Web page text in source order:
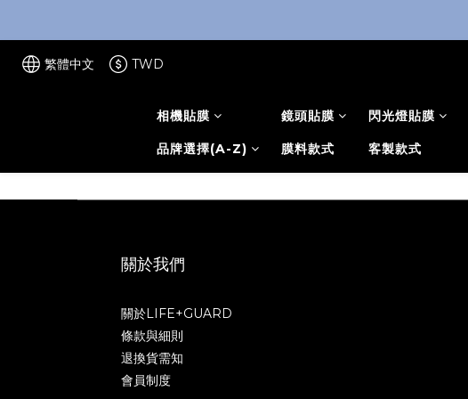
繁體中文 TWD
相機貼膜 鏡頭貼膜 閃光燈貼膜
品牌選擇(A-Z) 膜料款式 客製款式
關於我們
關於LIFE+GUARD
條款與細則
退換貨需知
會員制度